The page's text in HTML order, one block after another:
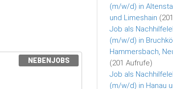
NEBENJOBS
(m/w/d) in
und Limeshain
Job als
(m/w/d) in
Hammersbach,
(201 Aufrufe)
Job als
(m/w/d) in Hanau